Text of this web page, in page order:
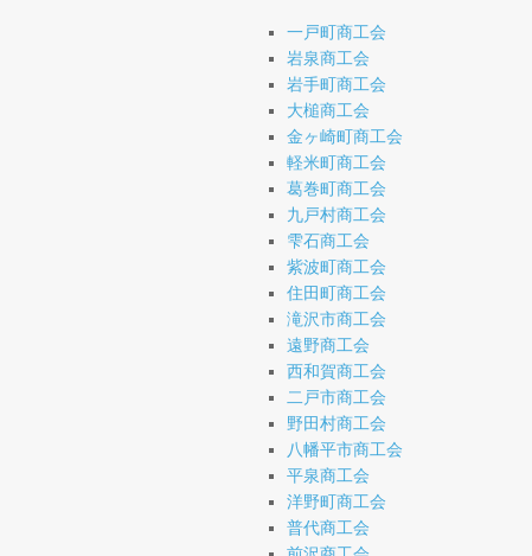
一戸町商工会
岩泉商工会
岩手町商工会
大槌商工会
金ヶ崎町商工会
軽米町商工会
葛巻町商工会
九戸村商工会
雫石商工会
紫波町商工会
住田町商工会
滝沢市商工会
遠野商工会
西和賀商工会
二戸市商工会
野田村商工会
八幡平市商工会
平泉商工会
洋野町商工会
普代商工会